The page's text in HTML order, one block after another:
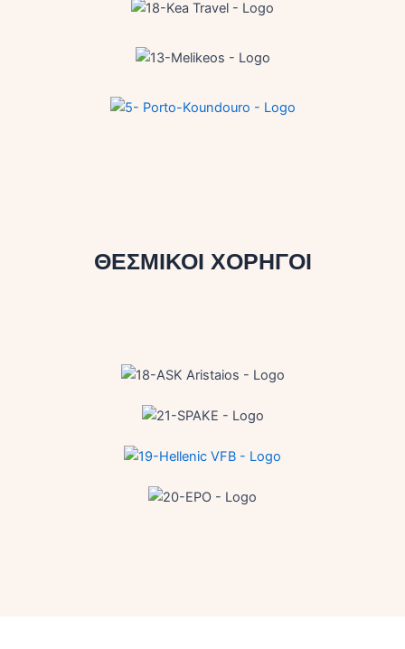
ΘΕΣΜΙΚΟΙ ΧΟΡΗΓΟΙ